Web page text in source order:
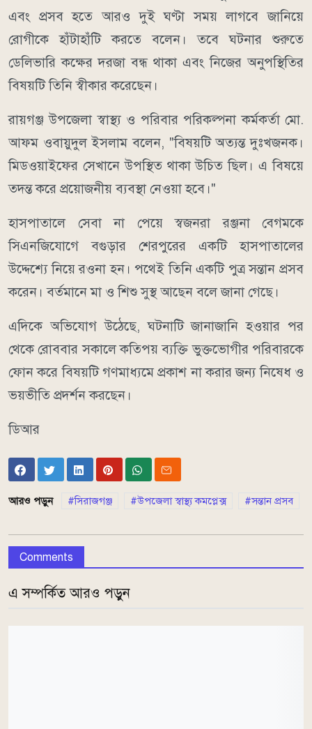
এবং প্রসব হতে আরও দুই ঘণ্টা সময় লাগবে জানিয়ে
রোগীকে হাঁটাহাঁটি করতে বলেন। তবে ঘটনার শুরুতে
ডেলিভারি কক্ষের দরজা বন্ধ থাকা এবং নিজের অনুপস্থিতির
বিষয়টি তিনি স্বীকার করেছেন।
রায়গঞ্জ উপজেলা স্বাস্থ্য ও পরিবার পরিকল্পনা কর্মকর্তা মো.
আফম ওবায়ুদুল ইসলাম বলেন, "বিষয়টি অত্যন্ত দুঃখজনক।
মিডওয়াইফের সেখানে উপস্থিত থাকা উচিত ছিল। এ বিষয়ে
তদন্ত করে প্রয়োজনীয় ব্যবস্থা নেওয়া হবে।"
হাসপাতালে সেবা না পেয়ে স্বজনরা রঞ্জনা বেগমকে
সিএনজিযোগে বগুড়ার শেরপুরের একটি হাসপাতালের
উদ্দেশ্যে নিয়ে রওনা হন। পথেই তিনি একটি পুত্র সন্তান প্রসব
করেন। বর্তমানে মা ও শিশু সুস্থ আছেন বলে জানা গেছে।
এদিকে অভিযোগ উঠেছে, ঘটনাটি জানাজানি হওয়ার পর
থেকে রোববার সকালে কতিপয় ব্যক্তি ভুক্তভোগীর পরিবারকে
ফোন করে বিষয়টি গণমাধ্যমে প্রকাশ না করার জন্য নিষেধ ও
ভয়ভীতি প্রদর্শন করছেন।
ডিআর
আরও পড়ুন সিরাজগঞ্জ উপজেলা স্বাস্থ্য কমপ্লেক্স সন্তান প্রসব
Comments
এ সম্পর্কিত আরও পড়ুন